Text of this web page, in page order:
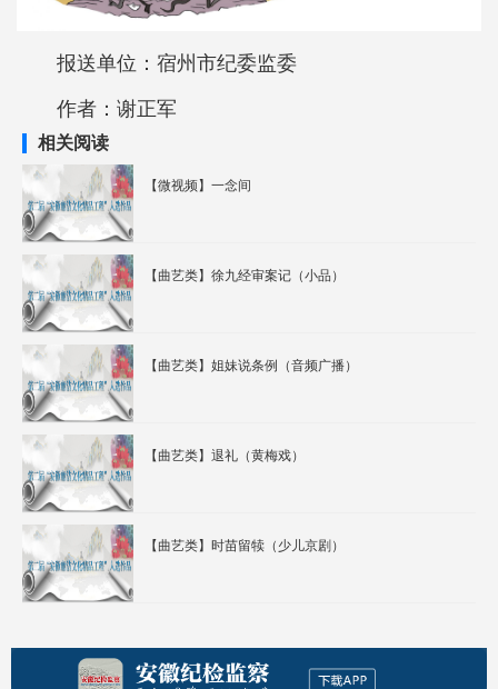
报送单位：宿州市纪委监委
作者：谢正军
相关阅读
【微视频】一念间
【曲艺类】徐九经审案记（小品）
【曲艺类】姐妹说条例（音频广播）
【曲艺类】退礼（黄梅戏）
【曲艺类】时苗留犊（少儿京剧）